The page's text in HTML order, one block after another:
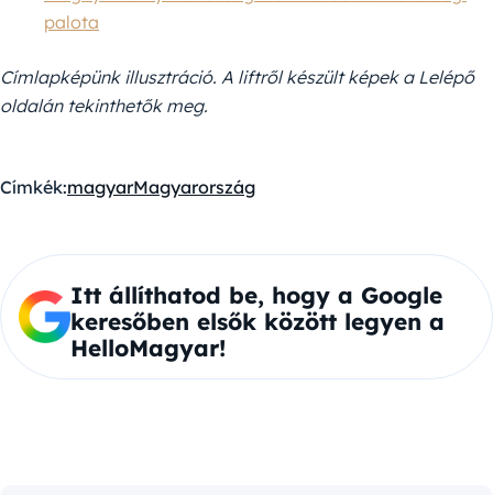
palota
Címlapképünk illusztráció. A liftről készült képek a Lelépő
oldalán tekinthetők meg.
Címkék:magyarMagyarország
Itt állíthatod be, hogy a Google
keresőben elsők között legyen a
HelloMagyar!